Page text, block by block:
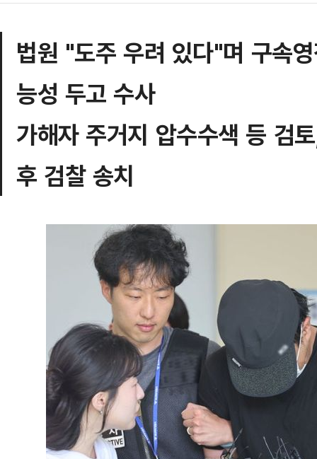
법원 "도주 우려 있다"며 구속
능성 두고 수사
가해자 주거지 압수수색 등 검
후 검찰 송치